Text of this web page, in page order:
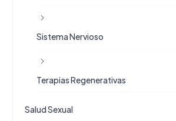
Sistema Nervioso
Terapias Regenerativas
Salud Sexual